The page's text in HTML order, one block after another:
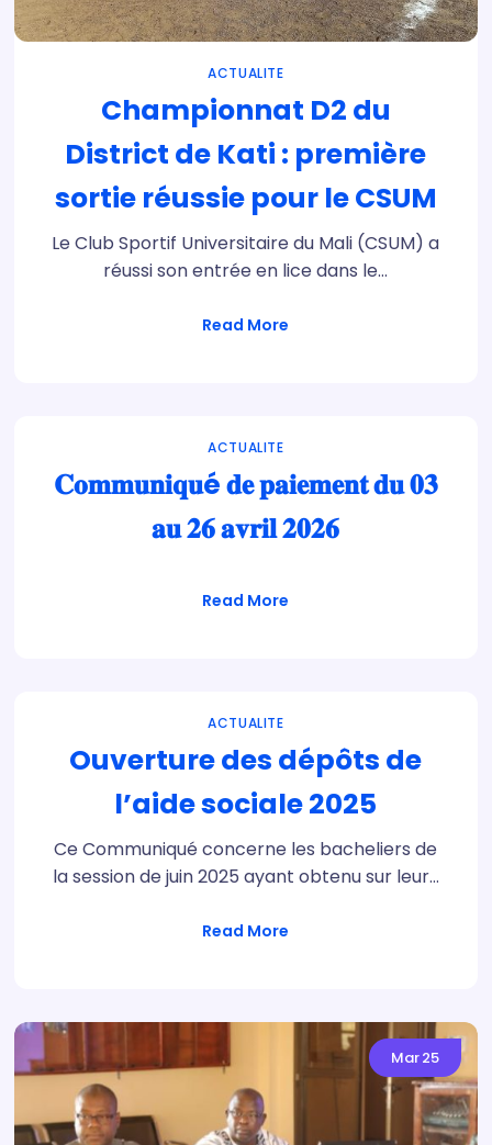
ACTUALITE
Championnat D2 du
District de Kati : première
sortie réussie pour le CSUM
Le Club Sportif Universitaire du Mali (CSUM) a
réussi son entrée en lice dans le…
Read More
ACTUALITE
𝐂𝐨𝐦𝐦𝐮𝐧𝐢𝐪𝐮é 𝐝𝐞 𝐩𝐚𝐢𝐞𝐦𝐞𝐧𝐭 𝐝𝐮 𝟎𝟑
𝐚𝐮 𝟐𝟔 𝐚𝐯𝐫𝐢𝐥 𝟐𝟎𝟐𝟔
Read More
ACTUALITE
Ouverture des dépôts de
l’aide sociale 2025
Ce Communiqué concerne les bacheliers de
la session de juin 2025 ayant obtenu sur leur…
Read More
Mar25